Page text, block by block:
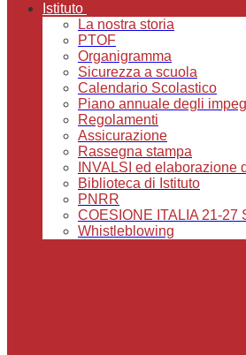
Istituto
La nostra storia
PTOF
Organigramma
Sicurezza a scuola
Calendario Scolastico
Piano annuale degli
Regolamenti
Assicurazione
Rassegna stampa
INVALSI ed elaborazione
Biblioteca di Istituto
PNRR
COESIONE ITALIA 21-27
Whistleblowing